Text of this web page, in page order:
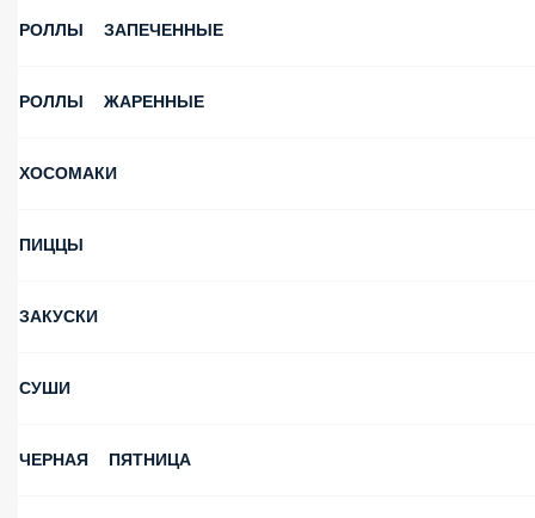
РОЛЛЫ ЗАПЕЧЕННЫЕ
РОЛЛЫ ЖАРЕННЫЕ
ХОСОМАКИ
ПИЦЦЫ
ЗАКУСКИ
СУШИ
ЧЕРНАЯ ПЯТНИЦА